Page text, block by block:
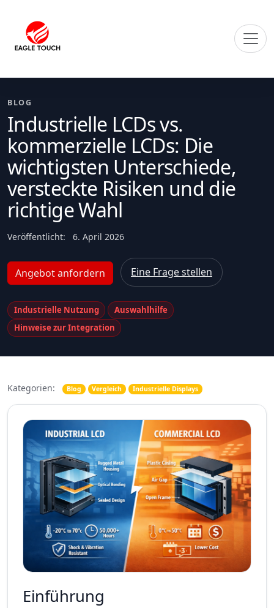
BLOG
Industrielle LCDs vs.
kommerzielle LCDs: Die
wichtigsten Unterschiede,
versteckte Risiken und die
richtige Wahl
Veröffentlicht: 6. April 2026
Angebot anfordern Eine Frage stellen
Industrielle Nutzung
Auswahlhilfe
Hinweise zur Integration
Kategorien: Blog Vergleich Industrielle Displays
Einführung